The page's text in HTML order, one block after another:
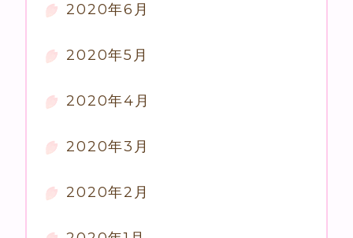
2020年6月
2020年5月
2020年4月
2020年3月
2020年2月